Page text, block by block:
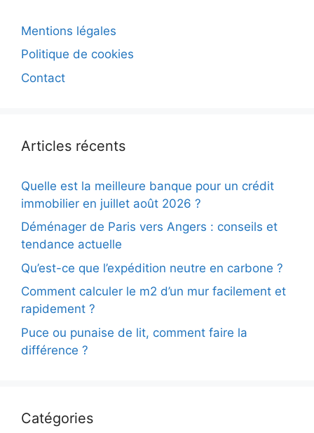
Mentions légales
Politique de cookies
Contact
Articles récents
Quelle est la meilleure banque pour un crédit
immobilier en juillet août 2026 ?
Déménager de Paris vers Angers : conseils et
tendance actuelle
Qu’est-ce que l’expédition neutre en carbone ?
Comment calculer le m2 d’un mur facilement et
rapidement ?
Puce ou punaise de lit, comment faire la
différence ?
Catégories